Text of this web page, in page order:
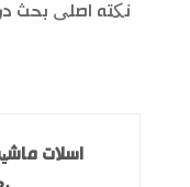
نکته اصلی بحث
اسلات